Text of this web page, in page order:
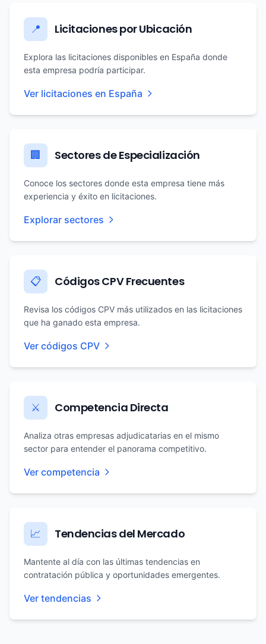
📍 Licitaciones por Ubicación
Explora las licitaciones disponibles en España donde
esta empresa podría participar.
Ver licitaciones en España
🏢 Sectores de Especialización
Conoce los sectores donde esta empresa tiene más
experiencia y éxito en licitaciones.
Explorar sectores
📋 Códigos CPV Frecuentes
Revisa los códigos CPV más utilizados en las licitaciones
que ha ganado esta empresa.
Ver códigos CPV
⚔️ Competencia Directa
Analiza otras empresas adjudicatarias en el mismo
sector para entender el panorama competitivo.
Ver competencia
📈 Tendencias del Mercado
Mantente al día con las últimas tendencias en
contratación pública y oportunidades emergentes.
Ver tendencias